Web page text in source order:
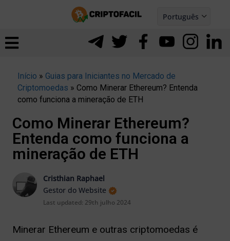
Português
Español
Início » Guias para Iniciantes no Mercado de
Criptomoedas » Como Minerar Ethereum? Entenda
como funciona a mineração de ETH
Como Minerar Ethereum?
Entenda como funciona a
mineração de ETH
Cristhian Raphael
Gestor do Website
Last updated: 29th julho 2024
Minerar Ethereum e outras criptomoedas é